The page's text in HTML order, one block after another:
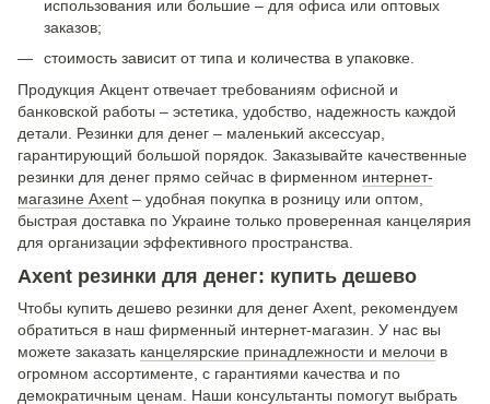
использования или большие – для офиса или оптовых
заказов;
стоимость зависит от типа и количества в упаковке.
Продукция Акцент отвечает требованиям офисной и
банковской работы – эстетика, удобство, надежность каждой
детали. Резинки для денег – маленький аксессуар,
гарантирующий большой порядок. Заказывайте качественные
резинки для денег прямо сейчас в фирменном интернет-
магазине Axent – ​​удобная покупка в розницу или оптом,
быстрая доставка по Украине только проверенная канцелярия
для организации эффективного пространства.
Axent резинки для денег: купить дешево
Чтобы купить дешево резинки для денег Axent, рекомендуем
обратиться в наш фирменный интернет-магазин. У нас вы
можете заказать канцелярские принадлежности и мелочи в
огромном ассортименте, с гарантиями качества и по
демократичным ценам. Наши консультанты помогут выбрать